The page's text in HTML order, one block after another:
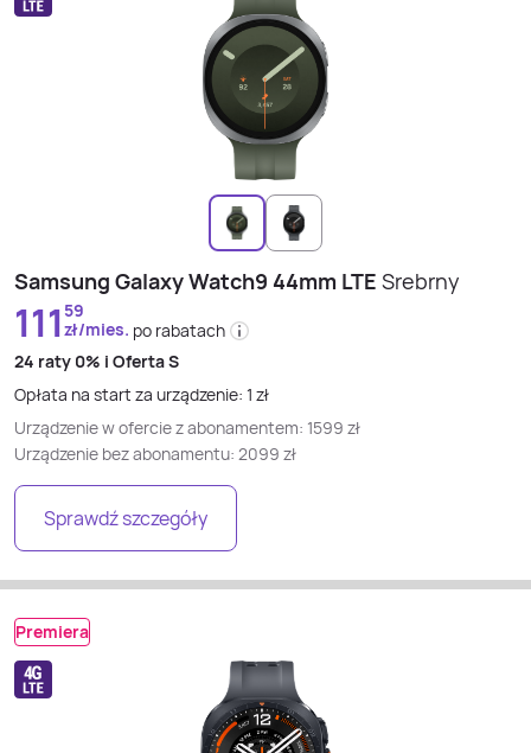
Samsung Galaxy Watch9 44mm LTE Srebrny
111 59
zł/mies. po rabatach
24 raty 0% i Oferta S
Opłata na start za urządzenie: 1 zł
Urządzenie w ofercie z abonamentem: 1599 zł
Urządzenie bez abonamentu: 2099 zł
Sprawdź szczegóły
Premiera